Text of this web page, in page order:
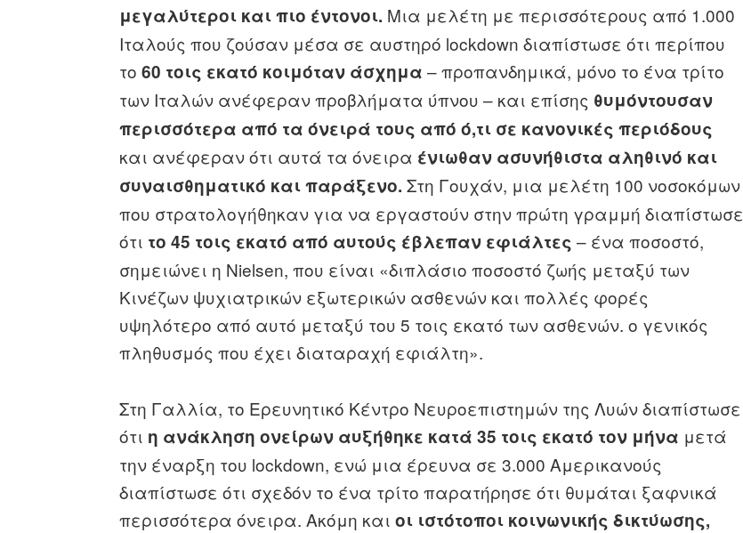
μεγαλύτεροι και πιο έντονοι. Μια μελέτη με περισσότερους από 1.000
Ιταλούς που ζούσαν μέσα σε αυστηρό lockdown διαπίστωσε ότι περίπου
το60 τοις εκατό κοιμόταν άσχημα – προπανδημικά, μόνο το ένα τρίτο
των Ιταλών ανέφεραν προβλήματα ύπνου – και επίσης θυμόντουσαν
περισσότερα από τα όνειρά τους από ό,τι σε κανονικές περιόδους
και ανέφεραν ότι αυτά τα όνειρα ένιωθαν ασυνήθιστα αληθινό και
συναισθηματικό και παράξενο. Στη Γουχάν, μια μελέτη 100 νοσοκόμων
που στρατολογήθηκαν για να εργαστούν στην πρώτη γραμμή διαπίστωσε
ότι το 45 τοις εκατό από αυτούς έβλεπαν εφιάλτες – ένα ποσοστό,
σημειώνει η Nielsen, που είναι «διπλάσιο ποσοστό ζωής μεταξύ των
Κινέζων ψυχιατρικών εξωτερικών ασθενών και πολλές φορές
υψηλότερο από αυτό μεταξύ του 5 τοις εκατό των ασθενών. ο γενικός
πληθυσμός που έχει διαταραχή εφιάλτη».
Στη Γαλλία, το Ερευνητικό Κέντρο Νευροεπιστημών της Λυών διαπίστωσε
ότι η ανάκληση ονείρων αυξήθηκε κατά 35 τοις εκατό τον μήνα μετά
την έναρξη του lockdown, ενώ μια έρευνα σε 3.000 Αμερικανούς
διαπίστωσε ότι σχεδόν το ένα τρίτο παρατήρησε ότι θυμάται ξαφνικά
περισσότερα όνειρα. Ακόμη και οι ιστότοποι κοινωνικής δικτύωσης,